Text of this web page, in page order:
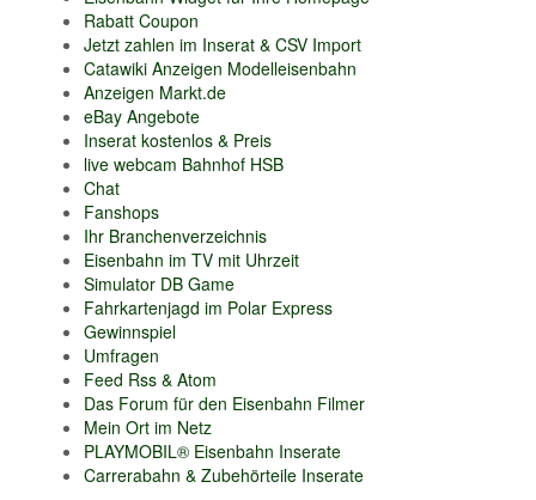
Rabatt Coupon
Jetzt zahlen im Inserat & CSV Import
Catawiki Anzeigen Modelleisenbahn
Anzeigen Markt.de
eBay Angebote
Inserat kostenlos & Preis
live webcam Bahnhof HSB
Chat
Fanshops
Ihr Branchenverzeichnis
Eisenbahn im TV mit Uhrzeit
Simulator DB Game
Fahrkartenjagd im Polar Express
Gewinnspiel
Umfragen
Feed Rss & Atom
Das Forum für den Eisenbahn Filmer
Mein Ort im Netz
PLAYMOBIL® Eisenbahn Inserate
Carrerabahn & Zubehörteile Inserate